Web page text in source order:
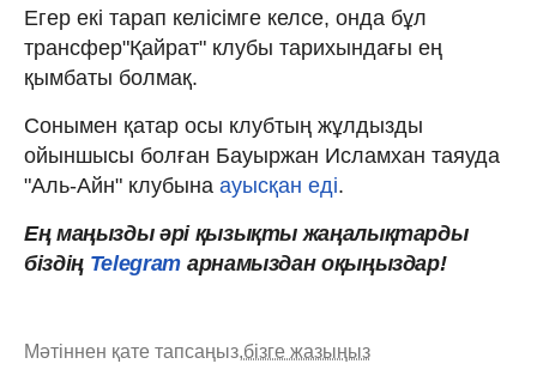
Егер екі тарап келісімге келсе, онда бұл
трансфер"Қайрат" клубы тарихындағы ең
қымбаты болмақ.
Сонымен қатар осы клубтың жұлдызды
ойыншысы болған Бауыржан Исламхан таяуда
"Аль-Айн" клубына ауысқан еді.
Ең маңызды әрі қызықты жаңалықтарды
біздің Telegram арнамыздан оқыңыздар!
Мәтіннен қате тапсаңыз,бізге жазыңыз